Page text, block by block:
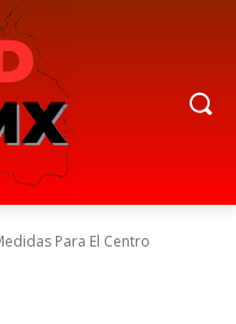
Para El Centro